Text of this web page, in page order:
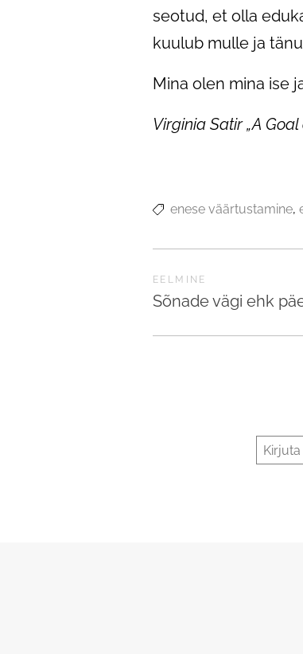
seotud, et olla
kuulub mulle ja
Mina olen mina ise
Virginia Satir „A Goal
enese väärtustamine
EELMINE
Sõnade vägi ehk